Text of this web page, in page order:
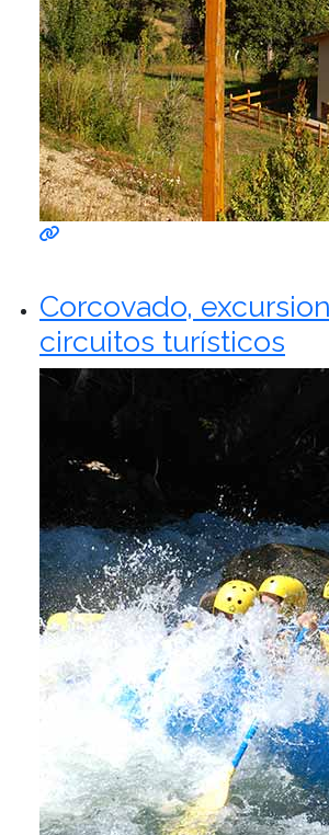
Corcovado,
circuitos turísticos